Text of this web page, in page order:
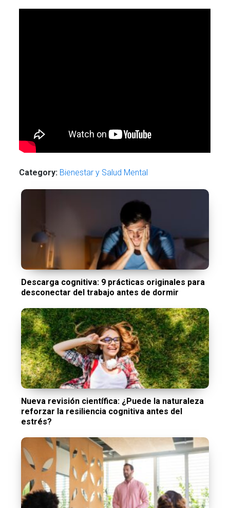
Category: Bienestar y Salud Mental
Descarga cognitiva: 9 prácticas originales para
desconectar del trabajo antes de dormir
Nueva revisión científica: ¿Puede la naturaleza
reforzar la resiliencia cognitiva antes del
estrés?